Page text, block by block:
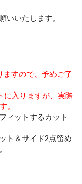
いいたします。
すので、予めご了
に入りますが、実際
。
ィットするカット
ト＆サイド2点留め